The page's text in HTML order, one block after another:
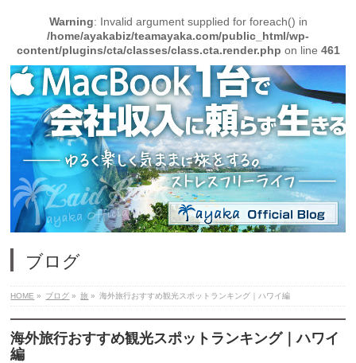
Warning: Invalid argument supplied for foreach() in
/home/ayakabiz/teamayaka.com/public_html/wp-
content/plugins/cta/classes/class.cta.render.php on line 461
ブログ
HOME » ブログ » 旅 » 海外旅行おすすめ観光スポットランキング｜ハワイ編
海外旅行おすすめ観光スポットランキング｜ハワイ
編